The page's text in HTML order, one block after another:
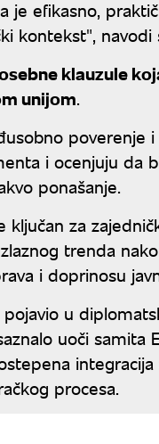
je efikasno,
kontekst",
klauzule
unijom.
poverenje
i ocenjuju da
ponašanje.
za
trenda
i doprinosu
u
uoči samita
integracija
procesa.